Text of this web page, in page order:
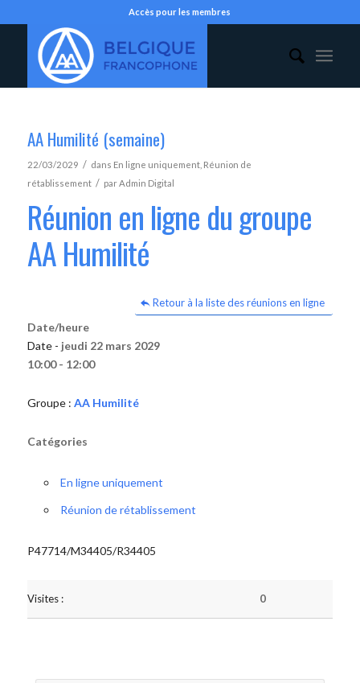
Accès pour les membres
AA Humilité (semaine)
22/03/2029 / dans En ligne uniquement, Réunion de
rétablissement / parAdmin Digital
Réunion en ligne du groupe
AA Humilité
Retour à la liste des réunions en ligne
Date/heure
Date - jeudi 22 mars 2029
10:00 - 12:00
Groupe : AA Humilité
Catégories
En ligne uniquement
Réunion de rétablissement
P47714/M34405/R34405
Visites : 0